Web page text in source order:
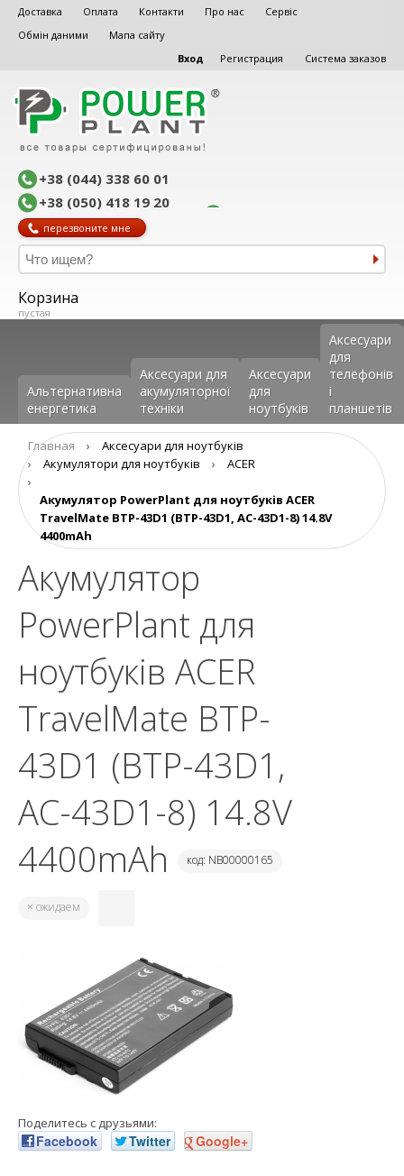
Доставка Оплата Контакти Про нас
Сервіс
Обмін даними
Мапа сайту
Вход
Регистрация Система заказов
+38 (044) 338 60 01
+38 (050) 418 19 20
перезвоните мне
Корзина
пустая
Альтернативна
енергетика
Аксесуари для
акумуляторної
техніки
Аксесуари
для
ноутбуків
Аксеcуари
для
телефонів
і
планшетів
Главная ›
Аксесуари для ноутбуків
›
Aкумулятори для ноутбуків ›
ACER
›
Акумулятор PowerPlant для ноутбуків ACER
TravelMate BTP-43D1 (BTP-43D1, AC-43D1-8) 14.8V
4400mAh
Акумулятор
PowerPlant для
ноутбуків ACER
TravelMate BTP-
43D1 (BTP-43D1,
AC-43D1-8) 14.8V
4400mAh
код: NB00000165
× ожидаем
Поделитесь с друзьями:
Facebook Twitter Google+